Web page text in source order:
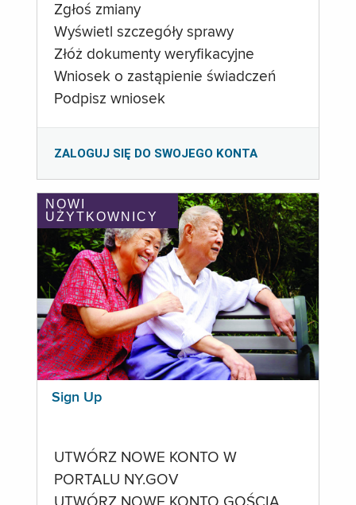
Zgłoś zmiany
Wyświetl szczegóły sprawy
Złóż dokumenty weryfikacyjne
Wniosek o zastąpienie świadczeń
Podpisz wniosek
ZALOGUJ SIĘ DO SWOJEGO KONTA
NOWI
UŻYTKOWNICY
Sign Up
UTWÓRZ NOWE KONTO W
PORTALU NY.GOV